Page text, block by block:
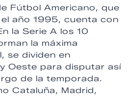
Fútbol Americano, que
año 1995, cuenta con
la Serie A los 10
la máxima
se dividen en
Oeste para disputar así
de la temporada.
Cataluña, Madrid,